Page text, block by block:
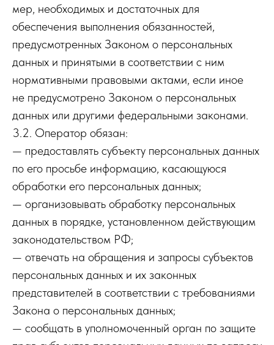
мер, необходимых и достаточных для
обеспечения выполнения обязанностей,
предусмотренных Законом о персональных
данных и принятыми в соответствии с ним
нормативными правовыми актами, если иное
не предусмотрено Законом о персональных
данных или другими федеральными законами.
3.2. Оператор обязан:
— предоставлять субъекту персональных данных
по его просьбе информацию, касающуюся
обработки его персональных данных;
— организовывать обработку персональных
данных в порядке, установленном действующим
законодательством РФ;
— отвечать на обращения и запросы субъектов
персональных данных и их законных
представителей в соответствии с требованиями
Закона о персональных данных;
— сообщать в уполномоченный орган по защите